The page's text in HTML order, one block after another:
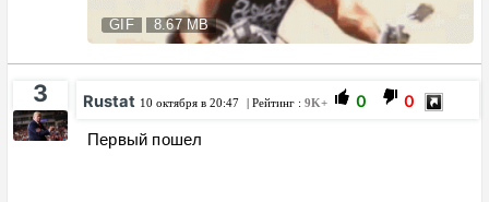
GIF 8.67 MB
3 Rustat 10 октября в 20:47 | Рейтинг : 9K+ 0 0
Первый пошел